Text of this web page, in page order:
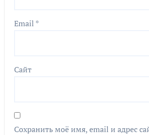
Email *
Сайт
Сохранить моё имя, email и адрес